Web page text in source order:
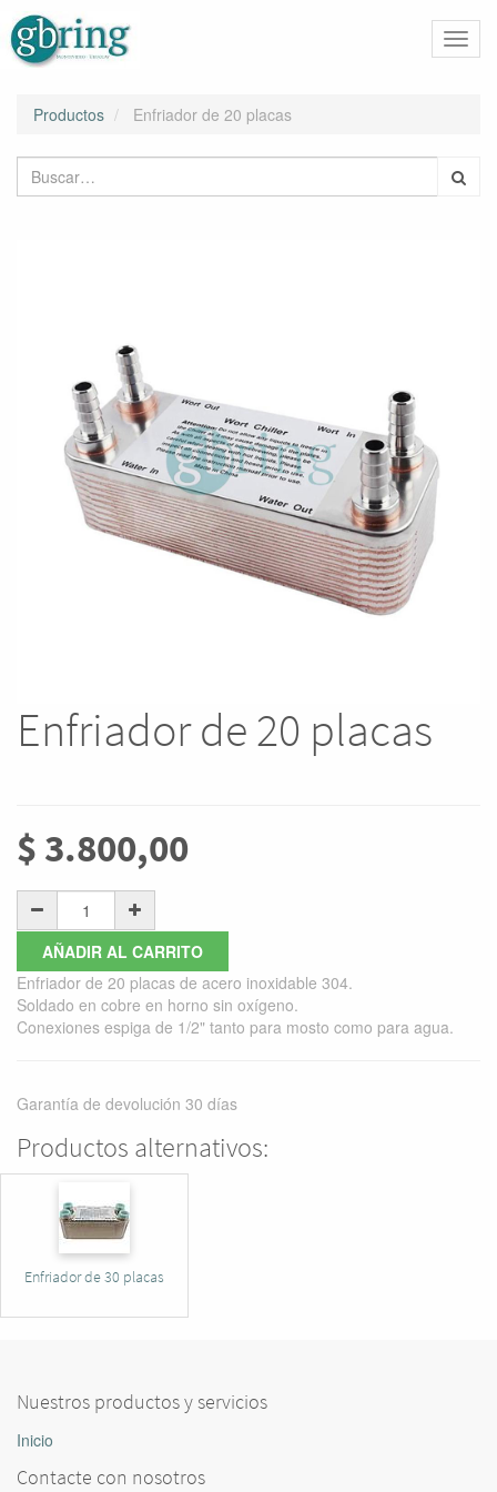
Productos Enfriador de 20 placas
Enfriador de 20 placas
$ 3.800,00
AÑADIR AL CARRITO
Enfriador de 20 placas de acero inoxidable 304.
Soldado en cobre en horno sin oxígeno.
Conexiones espiga de 1/2" tanto para mosto como para agua.
Garantía de devolución 30 días
Productos alternativos:
Enfriador de 30 placas
Nuestros productos y servicios
Inicio
Contacte con nosotros